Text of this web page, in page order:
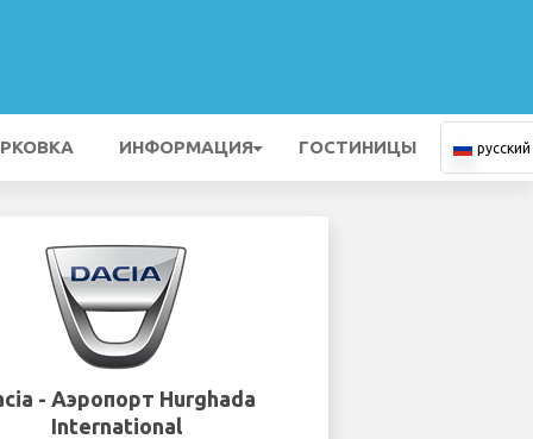
ИНФОРМАЦИЯ ГОСТИНИЦЫ русский
- Аэропорт Hurghada
International